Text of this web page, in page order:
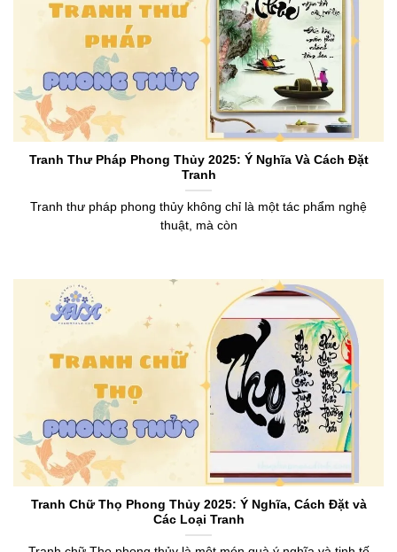
Tranh Thư Pháp Phong Thủy 2025: Ý Nghĩa Và Cách Đặt
Tranh
Tranh thư pháp phong thủy không chỉ là một tác phẩm nghệ
thuật, mà còn
Tranh Chữ Thọ Phong Thủy 2025: Ý Nghĩa, Cách Đặt và
Các Loại Tranh